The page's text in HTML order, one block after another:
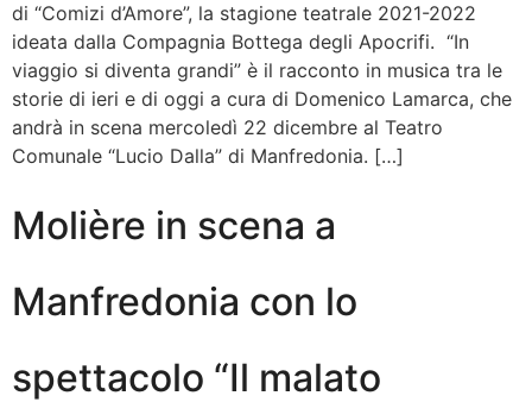
di “Comizi d’Amore”, la stagione teatrale 2021-2022
ideata dalla Compagnia Bottega degli Apocrifi. “In
viaggio si diventa grandi” è il racconto in musica tra le
storie di ieri e di oggi a cura di Domenico Lamarca, che
andrà in scena mercoledì 22 dicembre al Teatro
Comunale “Lucio Dalla” di Manfredonia. […]
Molière in scena a
Manfredonia con lo
spettacolo “Il malato